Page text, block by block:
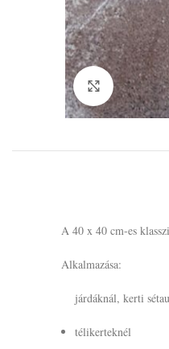
Click to
A 40 x 40 cm-es
Alkalmazása:
járdáknál, kerti
télikerteknél